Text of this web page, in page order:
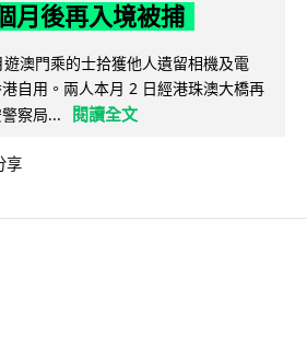
月後再入境被捕
澳門乘的士拾獲他人遺留相機及電
自用。兩人本月 2 日經港珠澳大橋再
察局...
閱讀全文
享